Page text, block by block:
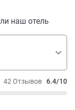
наш отель
42 Отзывов 6.4/10